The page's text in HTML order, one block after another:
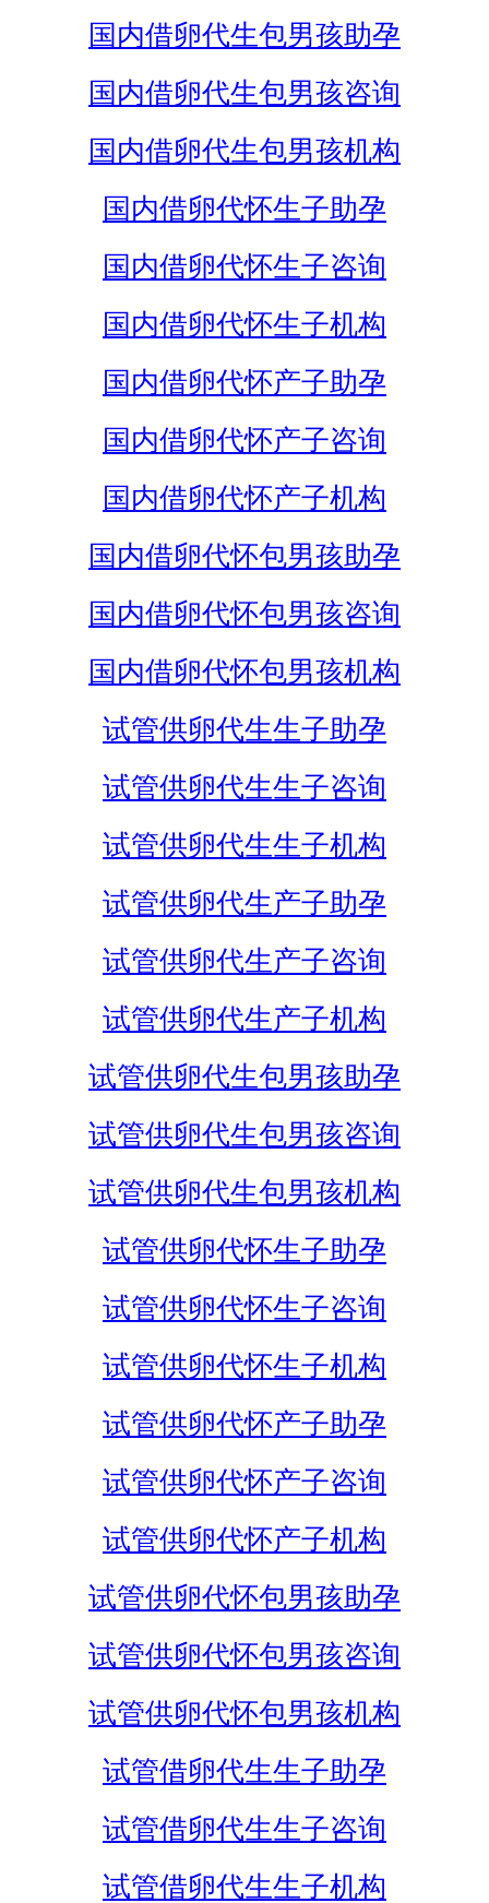
国内借卵代生包男孩助孕
国内借卵代生包男孩咨询
国内借卵代生包男孩机构
国内借卵代怀生子助孕
国内借卵代怀生子咨询
国内借卵代怀生子机构
国内借卵代怀产子助孕
国内借卵代怀产子咨询
国内借卵代怀产子机构
国内借卵代怀包男孩助孕
国内借卵代怀包男孩咨询
国内借卵代怀包男孩机构
试管供卵代生生子助孕
试管供卵代生生子咨询
试管供卵代生生子机构
试管供卵代生产子助孕
试管供卵代生产子咨询
试管供卵代生产子机构
试管供卵代生包男孩助孕
试管供卵代生包男孩咨询
试管供卵代生包男孩机构
试管供卵代怀生子助孕
试管供卵代怀生子咨询
试管供卵代怀生子机构
试管供卵代怀产子助孕
试管供卵代怀产子咨询
试管供卵代怀产子机构
试管供卵代怀包男孩助孕
试管供卵代怀包男孩咨询
试管供卵代怀包男孩机构
试管借卵代生生子助孕
试管借卵代生生子咨询
试管借卵代生生子机构